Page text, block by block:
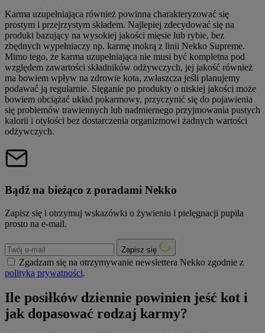
Karma uzupełniająca również powinna charakteryzować się
prostym i przejrzystym składem. Najlepiej zdecydować się na
produkt bazujący na wysokiej jakości mięsie lub rybie, bez
zbędnych wypełniaczy np. karmę mokrą z linii Nekko Supreme.
Mimo tego, że karma uzupełniająca nie musi być kompletna pod
względem zawartości składników odżywczych, jej jakość również
ma bowiem wpływ na zdrowie kota, zwłaszcza jeśli planujemy
podawać ją regularnie. Sięganie po produkty o niskiej jakości może
bowiem obciążać układ pokarmowy, przyczynić się do pojawienia
się problemów trawiennych lub nadmiernego przyjmowania pustych
kalorii i otyłości bez dostarczenia organizmowi żadnych wartości
odżywczych.
Bądź na bieżąco z poradami Nekko
Zapisz się i otrzymuj wskazówki o żywieniu i pielęgnacji pupila
prosto na e-mail.
Zapisz się
Zgadzam się na otrzymywanie newslettera Nekko zgodnie z
polityką prywatności.
Ile posiłków dziennie powinien jeść kot i
jak dopasować rodzaj karmy?